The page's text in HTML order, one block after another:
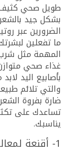
طويل صحي كثيف
بشكل جيد
الضرورين عبر
ما تفعلين
المهمة مثل شرب
غذاء صحي
بأصابيع اليد
والتي تلائم
تساعدك على
يناسبك.
1- أقنعة لمعالجة الشعر بالزيوت الطبيعية